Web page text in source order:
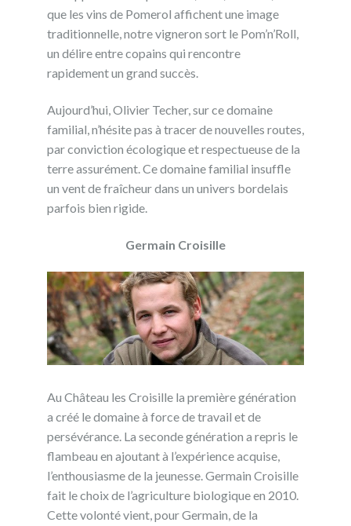
que les vins de Pomerol affichent une image
traditionnelle, notre vigneron sort le Pom’n’Roll,
un délire entre copains qui rencontre
rapidement un grand succès.
Aujourd’hui, Olivier Techer, sur ce domaine
familial, n’hésite pas à tracer de nouvelles routes,
par conviction écologique et respectueuse de la
terre assurément. Ce domaine familial insuffle
un vent de fraîcheur dans un univers bordelais
parfois bien rigide.
Germain Croisille
Au Château les Croisille la première génération
a créé le domaine à force de travail et de
persévérance. La seconde génération a repris le
flambeau en ajoutant à l’expérience acquise,
l’enthousiasme de la jeunesse. Germain Croisille
fait le choix de l’agriculture biologique en 2010.
Cette volonté vient, pour Germain, de la